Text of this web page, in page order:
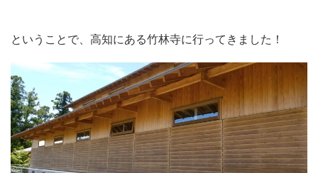
ということで、高知にある竹林寺に行ってきました！